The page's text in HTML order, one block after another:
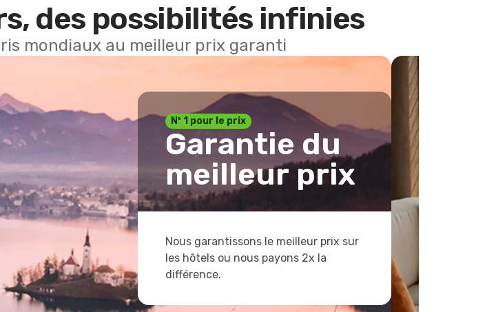
des possibilités infinies
mondiaux au meilleur prix garanti
Nº 1 pour le prix
Garantie du
meilleur prix
Nous garantissons le meilleur prix sur
les hôtels ou nous payons 2x la
différence.